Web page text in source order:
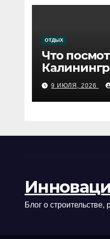
ОТДЫХ
Что
сегодня:
самому
9 ИЮЛЯ, 2026
Блог о